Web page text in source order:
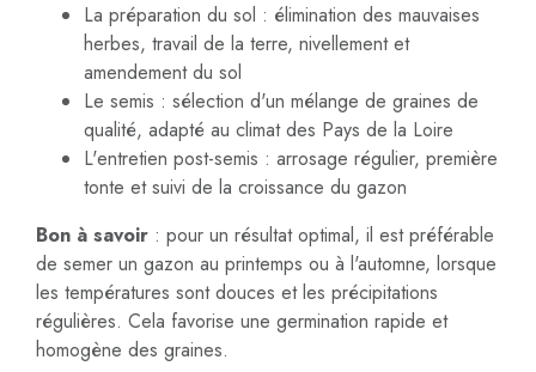
La préparation du sol : élimination des mauvaises
herbes, travail de la terre, nivellement et
amendement du sol
Le semis : sélection d'un mélange de graines de
qualité, adapté au climat des Pays de la Loire
L'entretien post-semis : arrosage régulier, première
tonte et suivi de la croissance du gazon
Bon à savoir: pour un résultat optimal, il est préférable
de semer un gazon au printemps ou à l'automne, lorsque
les températures sont douces et les précipitations
régulières. Cela favorise une germination rapide et
homogène des graines.